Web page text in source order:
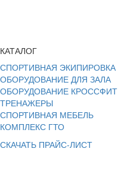
КАТАЛОГ
СПОРТИВНАЯ ЭКИПИРОВКА
ОБОРУДОВАНИЕ ДЛЯ ЗАЛА
ОБОРУДОВАНИЕ КРОССФИТ
ТРЕНАЖЕРЫ
СПОРТИВНАЯ МЕБЕЛЬ
КОМПЛЕКС ГТО
СКАЧАТЬ ПРАЙС-ЛИСТ